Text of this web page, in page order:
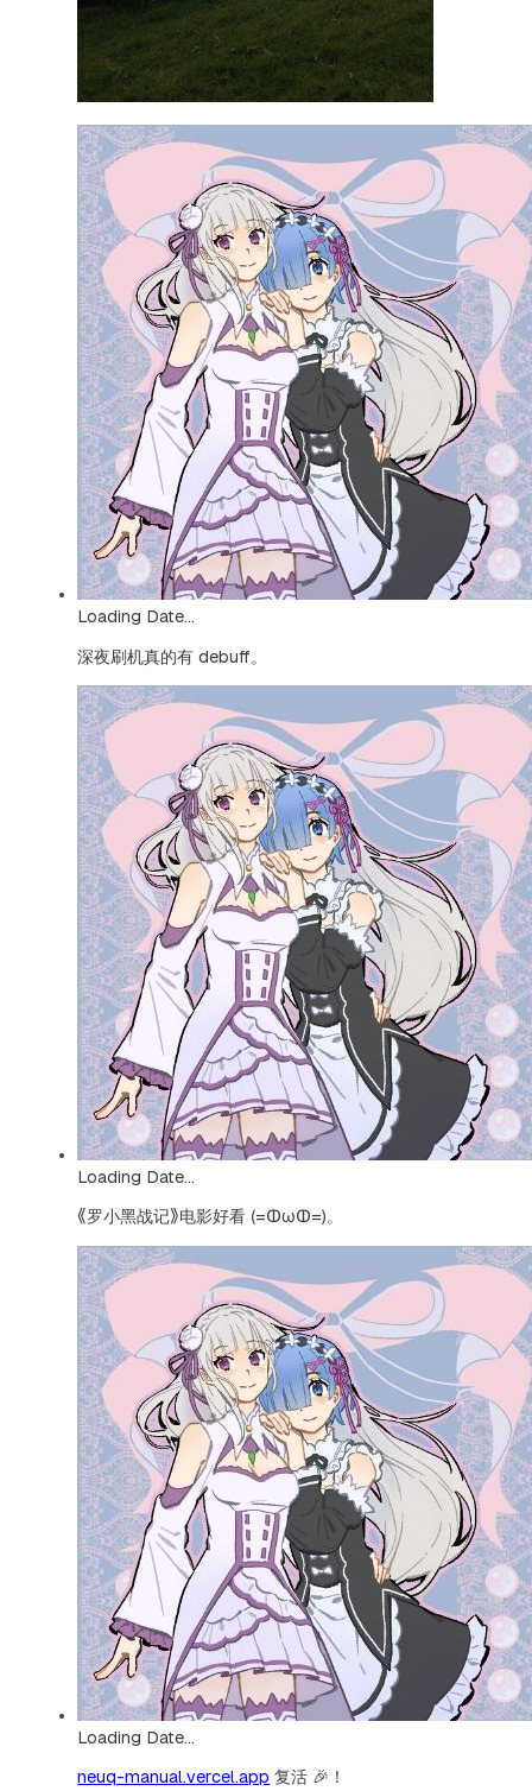
Loading Date...
深夜刷机真的有 debuff。
Loading Date...
《罗小黑战记》电影好看 (=ↀωↀ=)。
Loading Date...
neuq-manual.vercel.app 复活 🎉！